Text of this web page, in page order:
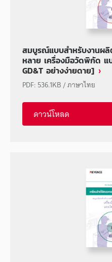
สมบูรณ์แบบสำหรับงานผ
หลาย เครื่องมือวัดพิกัด แ
GD&T อย่างง่ายดาย]
PDF: 536.1KB/ภาษาไทย
ดาวน์โหลด